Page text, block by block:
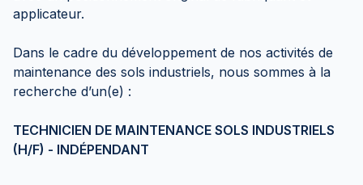
applicateur.
Dans le cadre du développement de nos activités de
maintenance des sols industriels, nous sommes à la
recherche d’un(e) :
TECHNICIEN DE MAINTENANCE SOLS INDUSTRIELS
(H/F) - INDÉPENDANT